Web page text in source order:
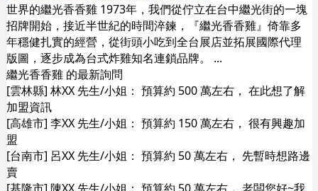
世界的繼光香香雞 1973年，我們從佇立在台中繼光街的一塊
招牌開始，接近半世紀的時間淬鍊，『繼光香香雞』倚靠多
年穩健扎實的經營，從街頭小吃到全台展店並拓展國際代理
版圖，逐步成為台式炸雞知名連鎖品牌。 ...
繼光香香雞 的最新詢問
[雲林縣] 林XX 先生/小姐： 預算約 500 萬左右， 在此想了解
加盟資訊
[高雄市] 李XX 先生/小姐： 預算約 150 萬左右， 很有興趣加
盟
[台南市] 呂XX 先生/小姐： 預算約 50 萬左右， 先暫時想路邊
賣